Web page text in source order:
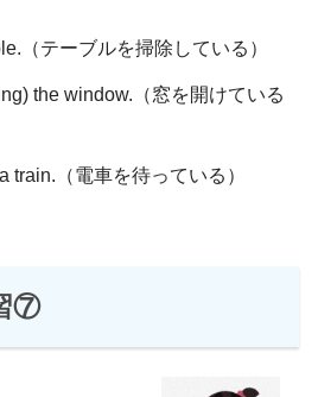
（テーブルを掃除している）
the window.（窓を開けている
train.（電車を待っている）
⑦